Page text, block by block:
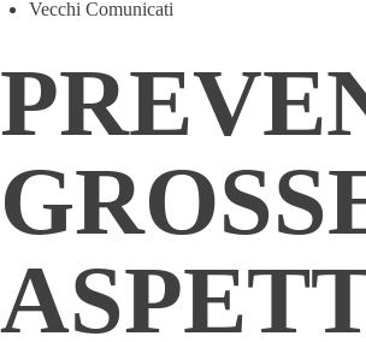
Vecchi Comunicati